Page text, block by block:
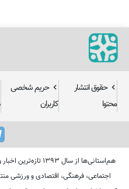
حقوق انتشار
محتوا
حریم شخصی
کاربران
هم‌استانی‌ها از سال
اجتماعی، فرهنگی، اقتصادی و ورزشی